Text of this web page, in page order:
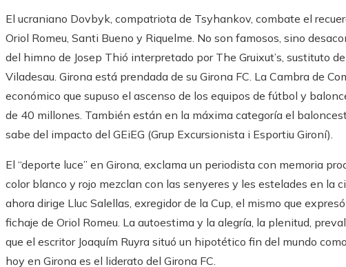
El ucraniano Dovbyk, compatriota de Tsyhankov, combate el
Oriol Romeu, Santi Bueno y Riquelme. No son famosos, sino
del himno de Josep Thió interpretado por The Gruixut’s, sustituto
Viladesau. Girona está prendada de su Girona FC. La Cambra de
económico que supuso el ascenso de los equipos de fútbol y
de 40 millones. También están en la máxima categoría el
sabe del impacto del GEiEG (Grup Excursionista i Esportiu Gironí).
El “deporte luce” en Girona, exclama un periodista con memoria
color blanco y rojo mezclan con las senyeres y les estelades en la
ahora dirige Lluc Salellas, exregidor de la Cup, el mismo que
fichaje de Oriol Romeu. La autoestima y la alegría, la plenitud,
que el escritor Joaquím Ruyra situó un hipotético fin del mundo
hoy en Girona es el liderato del Girona FC.